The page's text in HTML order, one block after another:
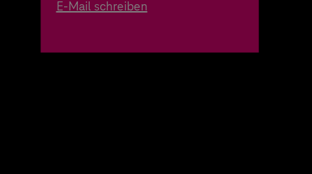
E-Mail schreiben